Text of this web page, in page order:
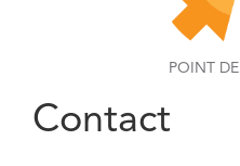
POINT DE
Contact